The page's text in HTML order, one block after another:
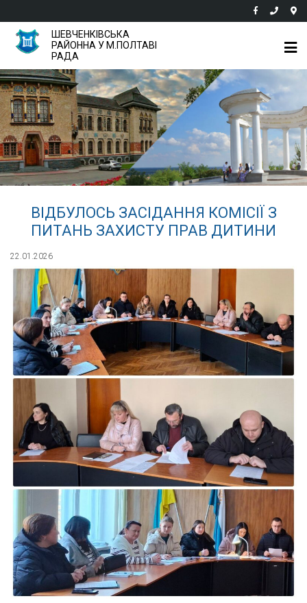
ШЕВЧЕНКІВСЬКА
РАЙОННА У М.ПОЛТАВІ
РАДА
ВІДБУЛОСЬ ЗАСІДАННЯ КОМІСІЇ З
ПИТАНЬ ЗАХИСТУ ПРАВ ДИТИНИ
22.01.2026